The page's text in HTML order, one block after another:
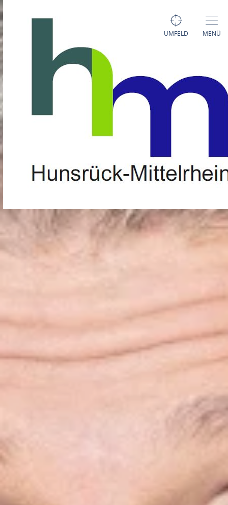
UMFELD MENÜ